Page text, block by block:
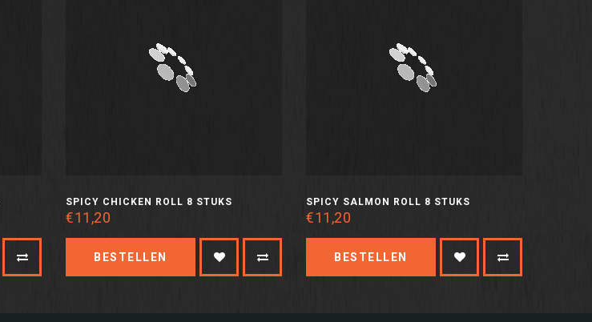
SPICY CHICKEN ROLL 8 STUKS
€11,20
BESTELLEN
SPICY SALMON ROLL 8 STUKS
€11,20
BESTELLEN